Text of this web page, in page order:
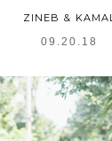
ZINEB & KAMAL
09.20.18